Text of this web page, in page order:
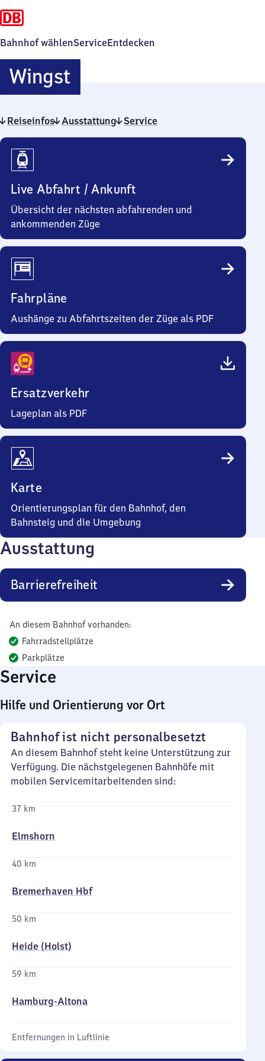
Bahnhof wählenServiceEntdecken
WingstWingst
Reiseinfos Ausstattung Service
Reiseinfos
Live Abfahrt / Ankunft
Übersicht der nächsten abfahrenden und
ankommenden Züge
Fahrpläne
Aushänge zu Abfahrtszeiten der Züge als PDF
Ersatzverkehr
Lageplan als PDF
Karte
Orientierungsplan für den Bahnhof, den
Bahnsteig und die Umgebung
Ausstattung
Barrierefreiheit
An diesem Bahnhof vorhanden:
Fahrradstellplätze
Parkplätze
Service
Hilfe und Orientierung vor Ort
Bahnhof ist nicht personalbesetzt
An diesem Bahnhof steht keine Unterstützung zur
Verfügung. Die nächstgelegenen Bahnhöfe mit
mobilen Servicemitarbeitenden sind:
37 km
Elmshorn
40 km
Bremerhaven Hbf
50 km
Heide (Holst)
59 km
Hamburg-Altona
Entfernungen in Luftlinie